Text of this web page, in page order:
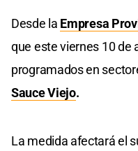
Desde la Empresa
que este viernes 10 de
programados en
Sauce Viejo.
La medida afectará el